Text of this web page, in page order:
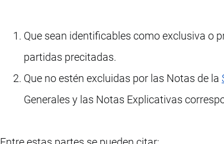
Que sean identificables como exclusiva o
partidas precitadas.
Que no estén excluidas por las Notas de la
Generales y las Notas Explicativas